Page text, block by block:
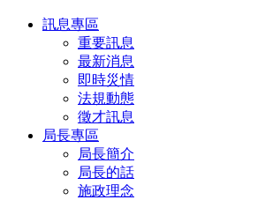
訊息專區
重要訊息
最新消息
即時災情
法規動態
徵才訊息
局長專區
局長簡介
局長的話
施政理念